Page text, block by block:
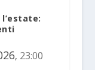
, 23:00